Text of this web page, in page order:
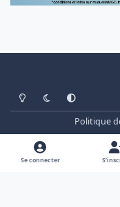
Light ModeDark ModeSystem
Politique
Se connecter